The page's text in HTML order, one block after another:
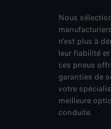
Nous
n'est plus à
leur fiabilité
ces pneus
garanties de
votre
meilleure
conduite.